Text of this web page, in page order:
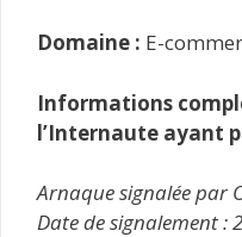
Domaine : E-
Informations
l’Internaute ayant
Arnaque signalée par
Date de signalement :